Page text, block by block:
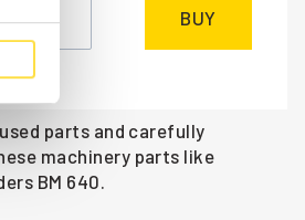
BUY
parts and carefully
machinery parts like
BM 640.